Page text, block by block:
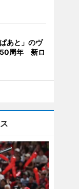
あと」のヴ
50周年 新ロ